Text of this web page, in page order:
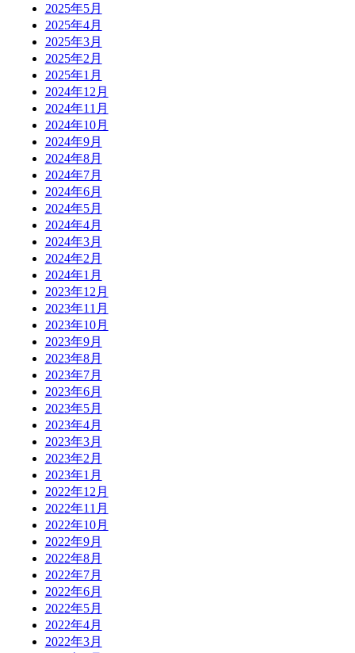
2025年5月
2025年4月
2025年3月
2025年2月
2025年1月
2024年12月
2024年11月
2024年10月
2024年9月
2024年8月
2024年7月
2024年6月
2024年5月
2024年4月
2024年3月
2024年2月
2024年1月
2023年12月
2023年11月
2023年10月
2023年9月
2023年8月
2023年7月
2023年6月
2023年5月
2023年4月
2023年3月
2023年2月
2023年1月
2022年12月
2022年11月
2022年10月
2022年9月
2022年8月
2022年7月
2022年6月
2022年5月
2022年4月
2022年3月